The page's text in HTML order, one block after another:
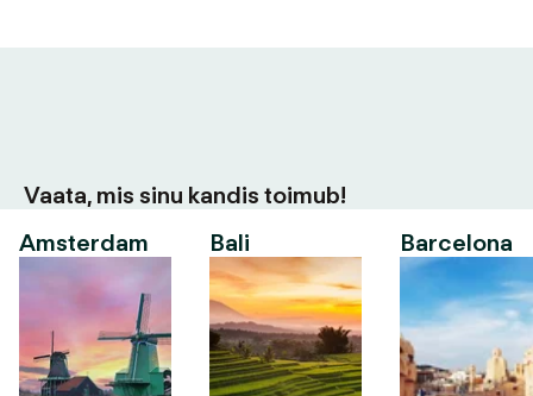
Vaata, mis sinu kandis toimub!
Amsterdam
Bali Barcelona